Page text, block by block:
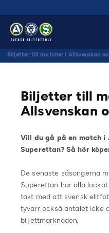
Biljetter till matcher i Allsvenskan
Biljetter till
Allsvenskan
Vill du gå på en match i
Superettan? Så hör
De senaste säsongerna
Superettan har alla
takt med att svensk
tyvärr också antalet icke
biljettmarknaden.